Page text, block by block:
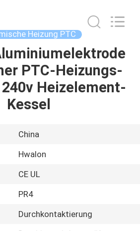
Heizung PTC
PTC-Heizungs-
Heizelement-
Kessel
China
Hwalon
CE UL
PR4
Durchkontaktierung